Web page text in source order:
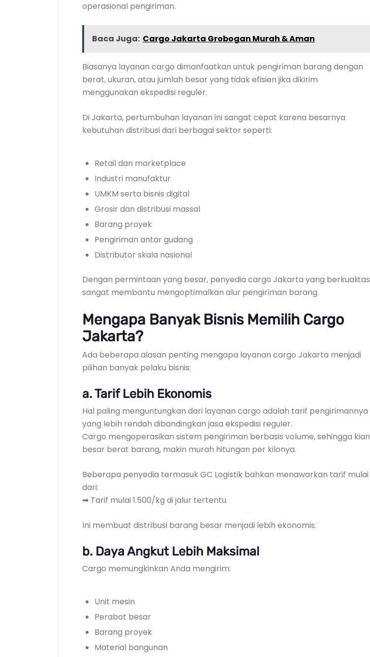
operasional pengiriman.
Baca Juga: Cargo Jakarta Grobogan Murah & Aman
Biasanya layanan cargo dimanfaatkan untuk pengiriman barang dengan
berat, ukuran, atau jumlah besar yang tidak efisien jika dikirim
menggunakan ekspedisi reguler.
Di Jakarta, pertumbuhan layanan ini sangat cepat karena besarnya
kebutuhan distribusi dari berbagai sektor seperti:
Retail dan marketplace
Industri manufaktur
UMKM serta bisnis digital
Grosir dan distribusi massal
Barang proyek
Pengiriman antar gudang
Distributor skala nasional
Dengan permintaan yang besar, penyedia cargo Jakarta yang berkualitas
sangat membantu mengoptimalkan alur pengiriman barang.
Mengapa Banyak Bisnis Memilih Cargo
Jakarta?
Ada beberapa alasan penting mengapa layanan cargo Jakarta menjadi
pilihan banyak pelaku bisnis:
a. Tarif Lebih Ekonomis
Hal paling menguntungkan dari layanan cargo adalah tarif pengirimannya
yang lebih rendah dibandingkan jasa ekspedisi reguler.
Cargo mengoperasikan sistem pengiriman berbasis volume, sehingga kian
besar berat barang, makin murah hitungan per kilonya.
Beberapa penyedia termasuk GC Logistik bahkan menawarkan tarif mulai
dari:
➡ Tarif mulai 1.500/kg di jalur tertentu
Ini membuat distribusi barang besar menjadi lebih ekonomis.
b. Daya Angkut Lebih Maksimal
Cargo memungkinkan Anda mengirim:
Unit mesin
Perabot besar
Barang proyek
Material bangunan